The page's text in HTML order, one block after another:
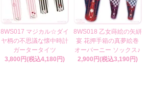
8WS017 マジカル☆ダイ
ヤ柄の不思議な懐中時計
ガータータイツ
3,800円(税込4,180円)
8WS018 乙女蒔絵の矢絣
宴 花押手箱の真夢絵巻
オーバーニー ソックス♪
2,900円(税込3,190円)